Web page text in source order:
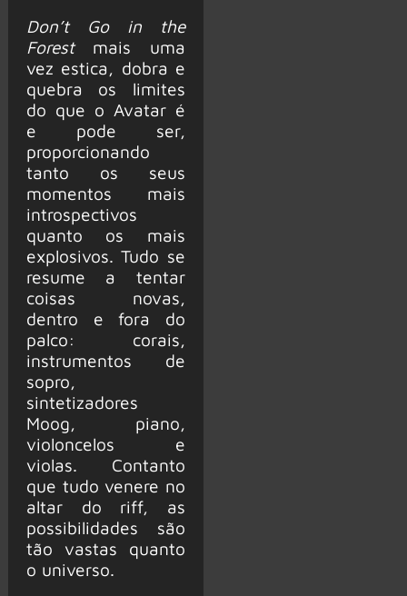
Don’t Go in the
Forestmais uma
vez estica, dobra e
quebra os limites
do que o Avatar é
e pode ser,
proporcionando
tanto os seus
momentos mais
introspectivos
quanto os mais
explosivos. Tudo se
resume a tentar
coisas novas,
dentro e fora do
palco: corais,
instrumentos de
sopro,
sintetizadores
Moog, piano,
violoncelos e
violas. Contanto
que tudo venere no
altar do riff, as
possibilidades são
tão vastas quanto
o universo.